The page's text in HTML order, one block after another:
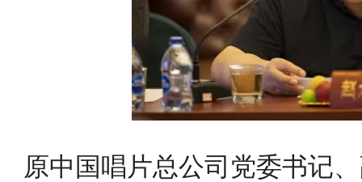
原中国唱片总公司党委书记